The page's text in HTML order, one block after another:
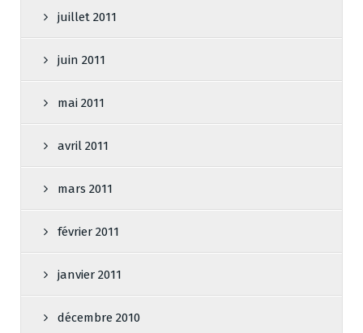
juillet 2011
juin 2011
mai 2011
avril 2011
mars 2011
février 2011
janvier 2011
décembre 2010